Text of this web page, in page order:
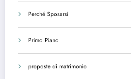
Perché Sposarsi
Primo Piano
proposte di matrimonio